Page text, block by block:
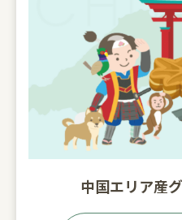
中国エリア産